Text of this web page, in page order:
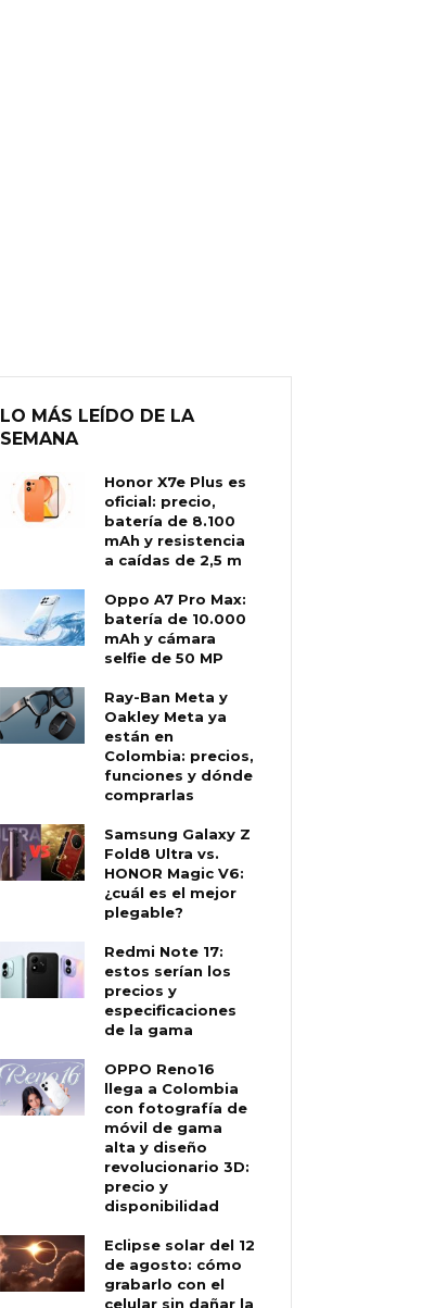
LO MÁS LEÍDO DE LA
SEMANA
Honor X7e Plus es
oficial: precio,
batería de 8.100
mAh y resistencia
a caídas de 2,5 m
Oppo A7 Pro Max:
batería de 10.000
mAh y cámara
selfie de 50 MP
Ray-Ban Meta y
Oakley Meta ya
están en
Colombia: precios,
funciones y dónde
comprarlas
Samsung Galaxy Z
Fold8 Ultra vs.
HONOR Magic V6:
¿cuál es el mejor
plegable?
Redmi Note 17:
estos serían los
precios y
especificaciones
de la gama
OPPO Reno16
llega a Colombia
con fotografía de
móvil de gama
alta y diseño
revolucionario 3D:
precio y
disponibilidad
Eclipse solar del 12
de agosto: cómo
grabarlo con el
celular sin dañar la